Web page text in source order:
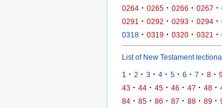
0264 · 0265 · 0266 · 0267 ·
0291 · 0292 · 0293 · 0294 ·
0318 · 0319 · 0320 · 0321 ·
List of New Testament
1 · 2 · 3 · 4 · 5 · 6 · 7 · 8 ·
43 · 44 · 45 · 46 · 47 · 48 ·
84 · 85 · 86 · 87 · 88 · 89 ·